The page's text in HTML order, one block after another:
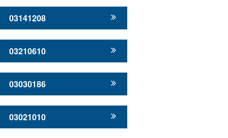
03141208
03210610
03030186
03021010